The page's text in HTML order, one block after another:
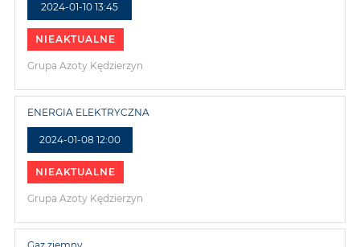
2024-01-10 13:45
NIEAKTUALNE
Grupa Azoty Kędzierzyn
2024-01-08 12:00
ENERGIA ELEKTRYCZNA
NIEAKTUALNE
Grupa Azoty Kędzierzyn